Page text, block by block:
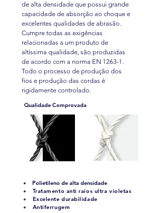
Qualidade Comprovada
Polietileno de alta densidade
Tratamento anti raios ultra violetas
Excelente durabilidade
Antiferrugem
de alta densidade que possui grande
capacidade de absorção ao choque e
excelentes qualidades de abrasão.
Cumpre todas as exigências
relacionadas a um produto de
altíssima qualidade, são produzidas
de acordo com a norma EN 1263-1.
Todo o processo de produção dos
fios e produção das cordas é
rigidamente controlado.